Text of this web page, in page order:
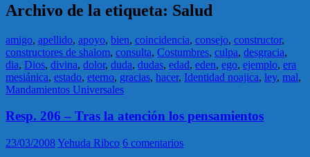
Archivo de la etiqueta: Salud
amigo, apellido, apoyo, bien, coincidencia, consejo, constructor,
constructores de shalom, consulta, Costumbres, culpa, desgracia,
dia, Dios, divina, dolor, duda, dudas, edad, eden, ego, ejemplo, era
mesiánica, estado, eterno, gracias, hacer, Identidad noajica, ley, mal,
Mandamientos Universales
Resp. 206 – Tras la atención los pensamientos
23/03/2008Yehuda Ribco 6 comentarios